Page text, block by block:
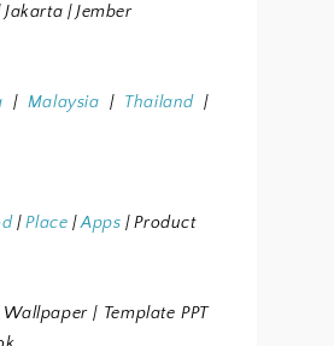
Jakarta | Jember
| Malaysia | Thailand|
|Place |Apps | Product
Wallpaper| Template PPT